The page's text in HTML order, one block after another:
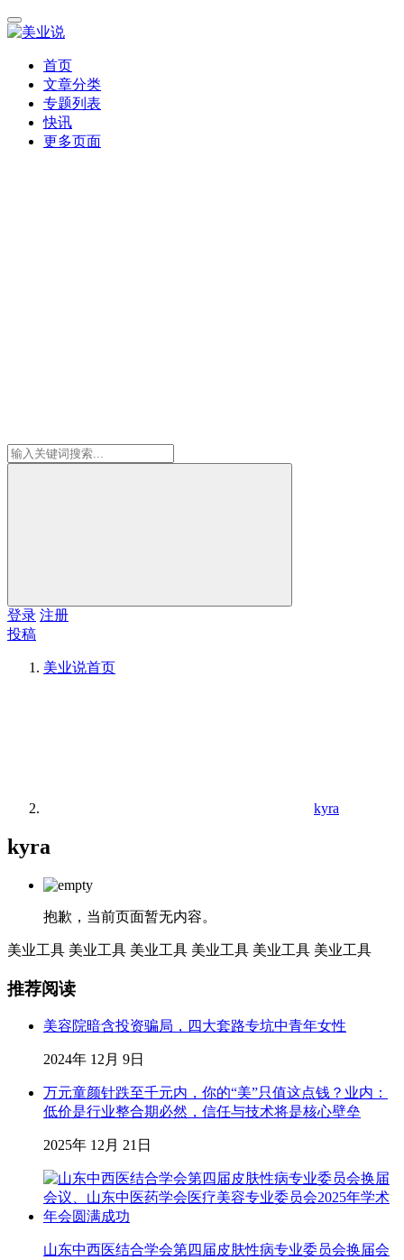
首页
文章分类
专题列表
快讯
更多页面
登录 注册
投稿
美业说首页
kyra
kyra
抱歉，当前页面暂无内容。
美业工具 美业工具 美业工具 美业工具 美业工具 美业工具
推荐阅读
美容院暗含投资骗局，四大套路专坑中青年女性
2024年 12月 9日
万元童颜针跌至千元内，你的“美”只值这点钱？业内：
低价是行业整合期必然，信任与技术将是核心壁垒
2025年 12月 21日
山东中西医结合学会第四届皮肤性病专业委员会换届会